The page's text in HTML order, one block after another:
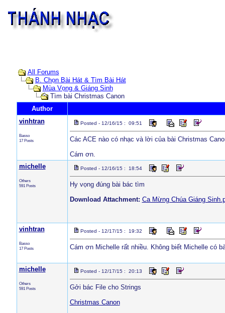
All Forums
B. Chọn Bài Hát & Tìm Bài Hát
Mùa Vọng & Giáng Sinh
Tìm bài Christmas Canon
Author
vinhtran
Basso
17 Posts
Posted - 12/16/15 : 09:51
Các ACE nào có nhạc và lời của bài Christmas
Cám ơn.
michelle
Others
591 Posts
Posted - 12/16/15 : 18:54
Hy vọng đúng bài bác tìm
Download Attachment: Ca Mừng Chúa Giáng
vinhtran
Basso
17 Posts
Posted - 12/17/15 : 19:32
Cám ơn Michelle rất nhiều. Không biết Michelle có
michelle
Others
591 Posts
Posted - 12/17/15 : 20:13
Gởi bác File cho Strings
Christmas Canon